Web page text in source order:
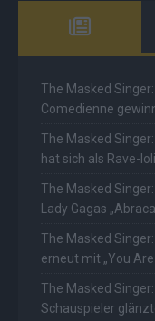
The Masked
Comedienne
The Masked
hat sich als Rave-
The Masked
Lady Gagas
The Masked
erneut mit „You
The Masked
Schauspieler